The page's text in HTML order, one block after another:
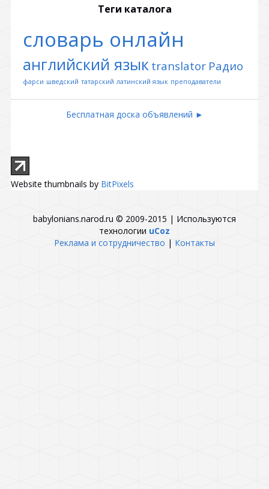
Теги каталога
словарь онлайн
английский язык translator Радио
фарси шведский татарский латинский язык преподаватели
Бесплатная доска объявлений ►
Website thumbnails by BitPixels
babylonians.narod.ru © 2009-2015 | Используются
технологии uCoz
Реклама и сотрудничество | Контакты